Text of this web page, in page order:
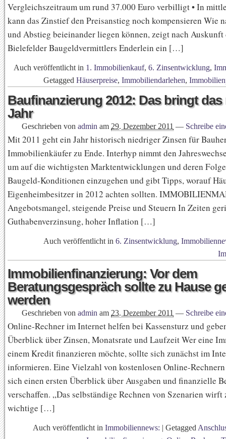
Vergleichszeitraum um rund 37.000 Euro verbilligt • In
kann das Zinstief den Preisanstieg noch kompensieren Wie
und Abstieg beieinander liegen können, zeigt nach Auskunft
Bielefelder Baugeldvermittlers Enderlein ein […]
Auch veröffentlicht in 1. Immobilienkauf, 6. Zinsentwicklung,
Getagged Häuserpreise, Immobiliendarlehen,
Baufinanzierung 2012: Das bringt das
Jahr
Geschrieben von admin am 29. Dezember 2011 — Schreibe
Mit 2011 geht ein Jahr historisch niedriger Zinsen für
Immobilienkäufer zu Ende. Interhyp nimmt den
um auf die wichtigsten Marktentwicklungen und deren
Baugeld-Konditionen einzugehen und gibt Tipps, worauf
Eigenheimbesitzer in 2012 achten sollten.
Angebotsmangel, steigende Preise und Steuern In Zeiten
Guthabenverzinsung, hoher Inflation […]
Auch veröffentlicht in 6. Zinsentwicklung,
Immobilienfinanzierung: Vor dem
Beratungsgespräch sollte zu Hause
werden
Geschrieben von admin am 23. Dezember 2011 — Schreibe
Online-Rechner im Internet helfen bei Kassensturz und
Überblick über Zinsen, Monatsrate und Laufzeit Wer eine
einem Kredit finanzieren möchte, sollte sich zunächst im
informieren. Eine Vielzahl von kostenlosen Online-
sich einen ersten Überblick über Ausgaben und finanzielle
verschaffen. „Das selbständige Rechnen von Szenarien wirft
wichtige […]
Auch veröffentlicht in Immobiliennews: | Getagged